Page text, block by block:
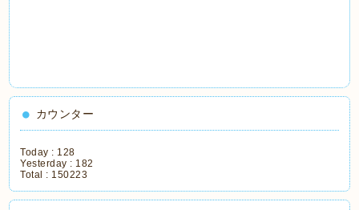
カウンター
Today : 128
Yesterday : 182
Total : 150223